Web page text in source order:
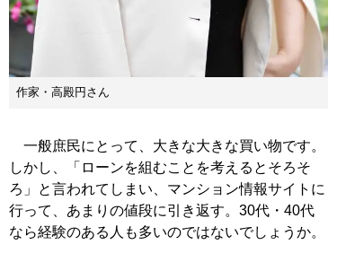
作家・高殿円さん
一般庶民にとって、大きな大きな買い物です。
しかし、「ローンを組むことを考えるとそろそ
ろ」と言われてしまい、マンション情報サイトに
行って、あまりの値段に引き返す。30代・40代
なら経験のある人も多いのではないでしょうか。